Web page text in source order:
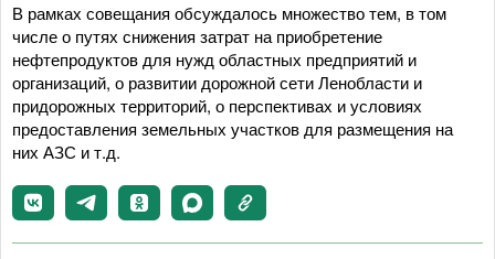
В рамках совещания обсуждалось множество тем, в том
числе о путях снижения затрат на приобретение
нефтепродуктов для нужд областных предприятий и
организаций, о развитии дорожной сети Ленобласти и
придорожных территорий, о перспективах и условиях
предоставления земельных участков для размещения на
них АЗС и т.д.